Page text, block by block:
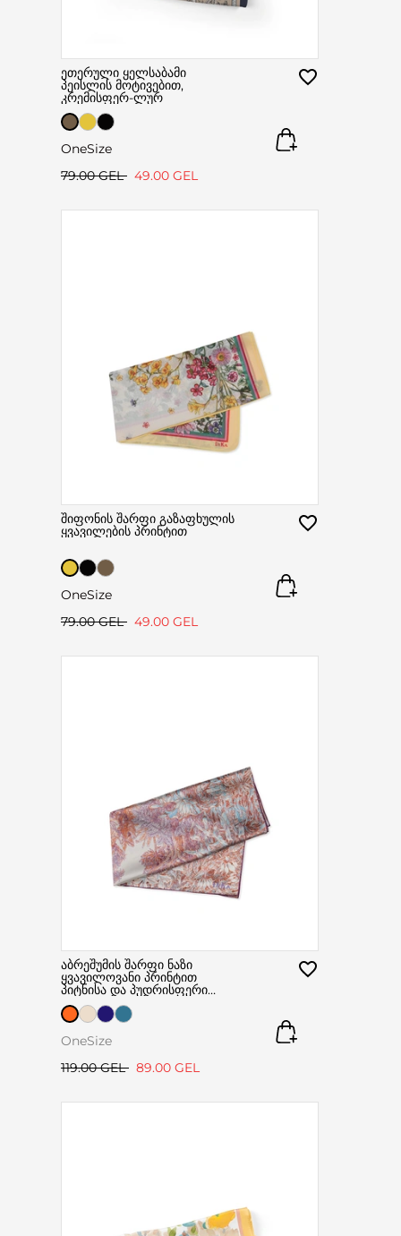
ეთერული ყელსაბამი
პეისლის მოტივებით,
კრემისფერ-ლურ
OneSize
79.00 GEL 49.00 GEL
შიფონის შარფი გაზაფხულის
ყვავილების პრინტით
OneSize
79.00 GEL 49.00 GEL
აბრეშუმის შარფი ნაზი
ყვავილოვანი პრინტით
პიტნისა და პუდრისფერი
ვარდისფერით
OneSize
119.00 GEL 89.00 GEL